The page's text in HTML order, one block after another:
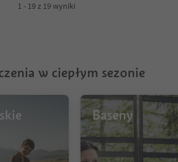
1 - 19 z 19 wyniki
w ciepłym sezonie
Baseny